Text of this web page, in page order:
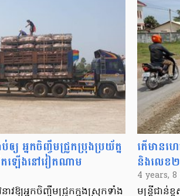
ឲ្យ អ្នកចិញ្ចឹមជ្រូកប្រុងប្រយ័ត្ន
តឡើងនៅវៀតណាម
វឱ្យអ្នកចិញ្ចឹមជ្រូកក្នុងស្រុកទាំង
តើមានហ
និងលេខ២
4 years,
មន្ត្រីជាន់